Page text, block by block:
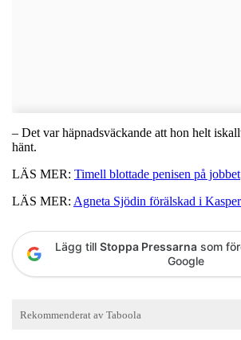
– Det var häpnadsväckande att hon helt
hänt.
LÄS MER: Timell blottade penisen på jobbet
LÄS MER: Agneta Sjödin förälskad i
Lägg till Stoppa Pressarna som
Google